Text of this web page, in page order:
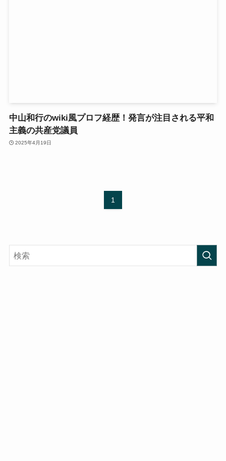
中山和行のwiki風プロフ経歴！発言が注目される平和
主義の共産党議員
2025年4月19日
1